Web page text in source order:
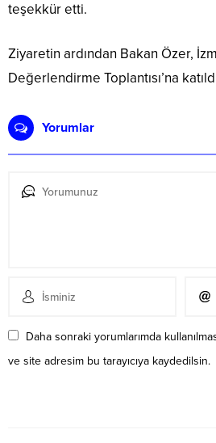
teşekkür etti.
Ziyaretin ardından Bakan Özer,
Değerlendirme Toplantısı’na
Yorumlar
Daha sonraki yorumlarımda
ve site adresim bu tarayıcıya kaydedilsin.